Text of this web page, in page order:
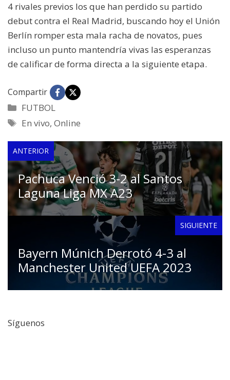
4 rivales previos los que han perdido su partido
debut contra el Real Madrid, buscando hoy el Unión
Berlín romper esta mala racha de novatos, pues
incluso un punto mantendría vivas las esperanzas
de calificar de forma directa a la siguiente etapa.
Compartir
Categorías
FUTBOL
Etiquetas
En vivo,Online
ANTERIOR
Pachuca Venció 3-2 al Santos
Laguna Liga MX A23
SIGUIENTE
Bayern Múnich Derrotó 4-3 al
Manchester United UEFA 2023
Síguenos